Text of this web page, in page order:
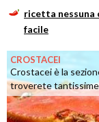
ricetta
facile
CROSTACEI
Crostacei è la
troverete tantissime